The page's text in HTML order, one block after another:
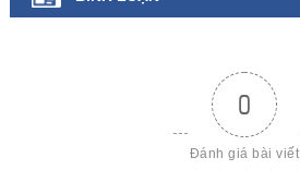
0
Đánh giá bài viết